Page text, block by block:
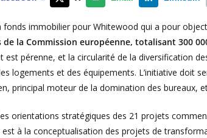
fonds immobilier pour Whitewood qui a pour
la Commission européenne, totalisant 300
est pérenne, et la circularité de la diversification
logements et des équipements. L’initiative doit
principal moteur de la domination des bureaux,
orientations stratégiques des 21 projets
est à la conceptualisation des projets de